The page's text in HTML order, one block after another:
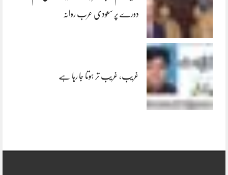
دورے پر سعودی عرب روانہ
غریب، غریب تر ہوتا جا رہا ہے